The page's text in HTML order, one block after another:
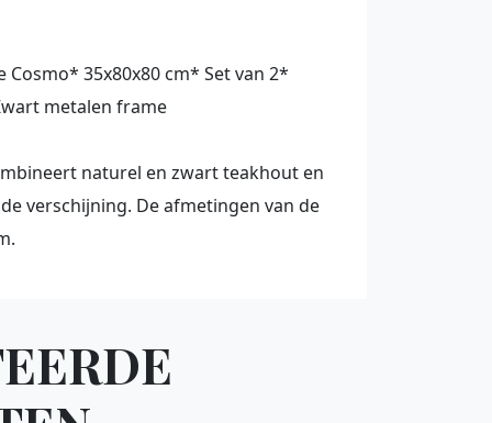
Cosmo* 35x80x80 cm* Set van 2*
metalen frame
naturel en zwart teakhout en
verschijning. De afmetingen van de